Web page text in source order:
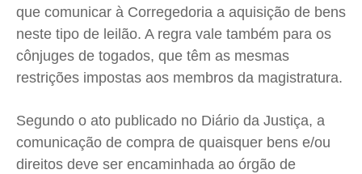
Gustavo Bastos
Jr Mignone (in memorian)
Wanda Sily
Publicidade Legal
Anuncie
Gustavo Bastos
Jr Mignone (in memorian)
Wanda Sily
Publicidade Legal
Anuncie
Gustavo Bastos
Jr Mignone (in memorian)
Wanda Sily
Publicidade Legal
Anuncie
Gustavo Bastos
Jr Mignone (in memorian)
Wanda Sily
Publicidade Legal
Anuncie
que comunicar à Corregedoria a aquisição de bens
neste tipo de leilão. A regra vale também para os
cônjuges de togados, que têm as mesmas
restrições impostas aos membros da magistratura.
Segundo o ato publicado no Diário da Justiça, a
comunicação de compra de quaisquer bens e/ou
direitos deve ser encaminhada ao órgão de